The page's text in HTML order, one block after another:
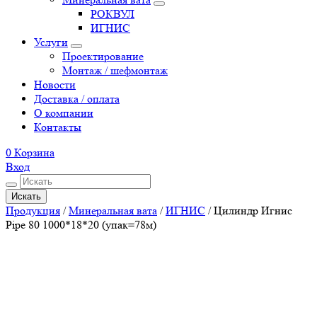
РОКВУЛ
ИГНИС
Услуги
Проектирование
Монтаж / шефмонтаж
Новости
Доставка / оплата
О компании
Контакты
0 Корзина
Вход
Искать
Продукция /Минеральная вата /ИГНИС /Цилиндр Игнис
Pipe 80 1000*18*20 (упак=78м)